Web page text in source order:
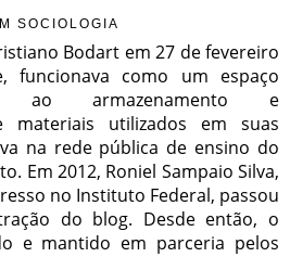
SOCIOLOGIA
Bodart em 27 de fevereiro
funcionava como um espaço
ao armazenamento e
materiais utilizados em suas
na rede pública de ensino do
Em 2012, Roniel Sampaio Silva,
no Instituto Federal, passou
do blog. Desde então, o
e mantido em parceria pelos